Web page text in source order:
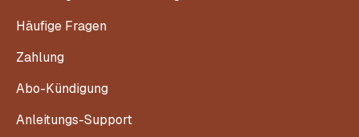
Häufige Fragen
Zahlung
Abo-Kündigung
Anleitungs-Support